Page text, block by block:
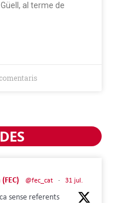
al terme de
@fec_cat · 31 jul.
sense referents